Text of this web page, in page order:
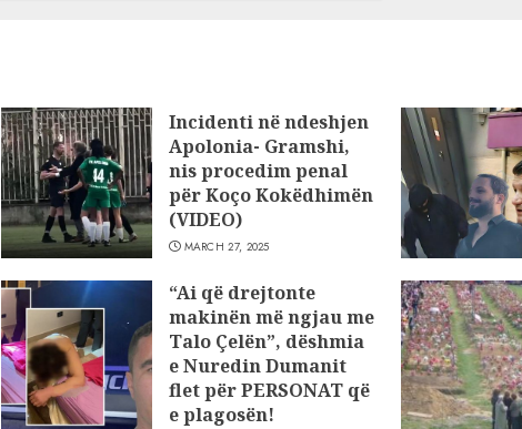
Incidenti në ndeshjen
Apolonia- Gramshi,
nis procedim penal
për Koço Kokëdhimën
(VIDEO)
MARCH 27, 2025
“Ai që drejtonte
makinën më ngjau me
Talo Çelën”, dëshmia
e Nuredin Dumanit
flet për PERSONAT që
e plagosën!